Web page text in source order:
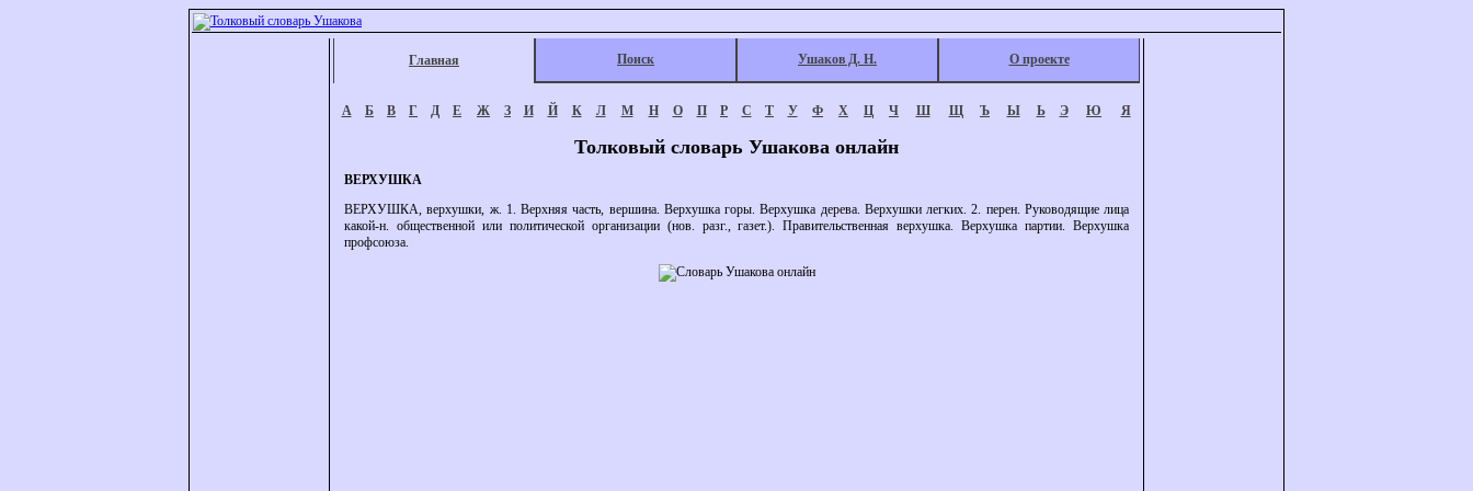
Главная Поиск Ушаков Д. Н. О проекте
А Б В Г Д Е Ж З И Й К Л М Н О П Р С Т У Ф Х Ц Ч Ш Щ Ъ Ы Ь Э Ю Я
Толковый словарь Ушакова онлайн
ВЕРХУШКА
ВЕРХУШКА, верхушки, ж. 1. Верхняя часть, вершина. Верхушка горы. Верхушка дерева. Верхушки легких. 2. перен. Руководящие лица
какой-н. общественной или политической организации (нов. разг., газет.). Правительственная верхушка. Верхушка партии. Верхушка
профсоюза.